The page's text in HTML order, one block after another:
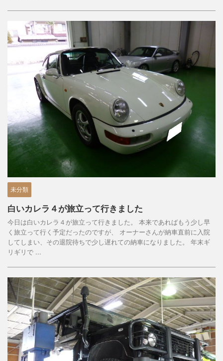
未分類
白いカレラ４が旅立って行きました
今日は白いカレラ４が旅立って行きました。 本来であればもう少し早
く旅立って行く予定だったのですが、 オーナーさんが納車直前に入院
してしまい、その退院待ちで少し遅れての納車になりました。 年末ギ
リギリで ...